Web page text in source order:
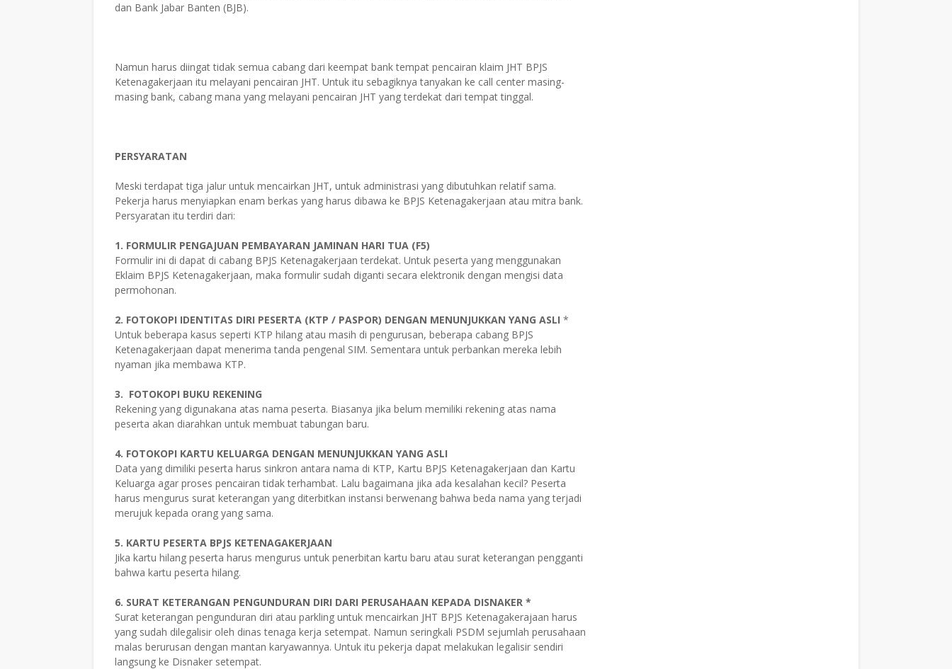
dan Bank Jabar Banten (BJB).
Namun harus diingat tidak semua cabang dari keempat bank tempat pencairan klaim JHT BPJS
Ketenagakerjaan itu melayani pencairan JHT. Untuk itu sebagiknya tanyakan ke call center masing-
masing bank, cabang mana yang melayani pencairan JHT yang terdekat dari tempat tinggal.
PERSYARATAN
Meski terdapat tiga jalur untuk mencairkan JHT, untuk administrasi yang dibutuhkan relatif sama.
Pekerja harus menyiapkan enam berkas yang harus dibawa ke BPJS Ketenagakerjaan atau mitra bank.
Persyaratan itu terdiri dari:
1. FORMULIR PENGAJUAN PEMBAYARAN JAMINAN HARI TUA (F5)
Formulir ini di dapat di cabang BPJS Ketenagakerjaan terdekat. Untuk peserta yang menggunakan
Eklaim BPJS Ketenagakerjaan, maka formulir sudah diganti secara elektronik dengan mengisi data
permohonan.
2. FOTOKOPI IDENTITAS DIRI PESERTA (KTP / PASPOR) DENGAN MENUNJUKKAN YANG ASLI *
Untuk beberapa kasus seperti KTP hilang atau masih di pengurusan, beberapa cabang BPJS
Ketenagakerjaan dapat menerima tanda pengenal SIM. Sementara untuk perbankan mereka lebih
nyaman jika membawa KTP.
3. FOTOKOPI BUKU REKENING
Rekening yang digunakana atas nama peserta. Biasanya jika belum memiliki rekening atas nama
peserta akan diarahkan untuk membuat tabungan baru.
4. FOTOKOPI KARTU KELUARGA DENGAN MENUNJUKKAN YANG ASLI
Data yang dimiliki peserta harus sinkron antara nama di KTP, Kartu BPJS Ketenagakerjaan dan Kartu
Keluarga agar proses pencairan tidak terhambat. Lalu bagaimana jika ada kesalahan kecil? Peserta
harus mengurus surat keterangan yang diterbitkan instansi berwenang bahwa beda nama yang terjadi
merujuk kepada orang yang sama.
5. KARTU PESERTA BPJS KETENAGAKERJAAN
Jika kartu hilang peserta harus mengurus untuk penerbitan kartu baru atau surat keterangan pengganti
bahwa kartu peserta hilang.
6. SURAT KETERANGAN PENGUNDURAN DIRI DARI PERUSAHAAN KEPADA DISNAKER *
Surat keterangan pengunduran diri atau parkling untuk mencairkan JHT BPJS Ketenagakerajaan harus
yang sudah dilegalisir oleh dinas tenaga kerja setempat. Namun seringkali PSDM sejumlah perusahaan
malas berurusan dengan mantan karyawannya. Untuk itu pekerja dapat melakukan legalisir sendiri
langsung ke Disnaker setempat.